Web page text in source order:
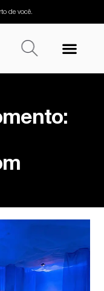
de você.